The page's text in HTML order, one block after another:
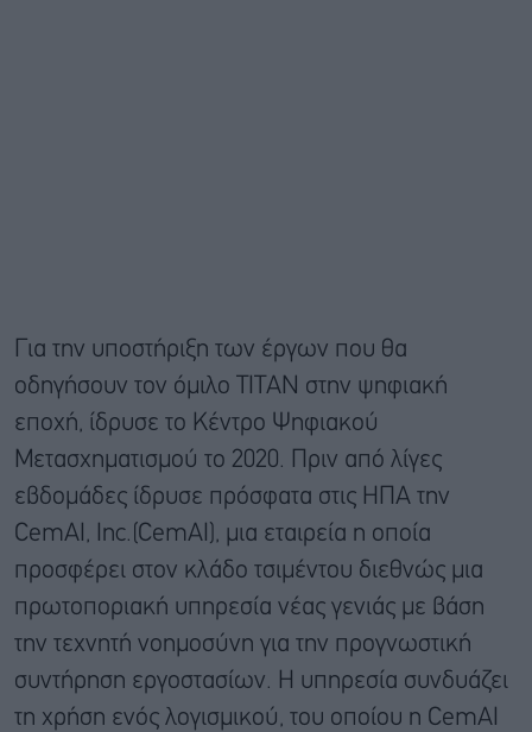
Για την υποστήριξη των έργων που θα
οδηγήσουν τον όμιλο ΤΙΤΑΝ στην ψηφιακή
εποχή, ίδρυσε το Κέντρο Ψηφιακού
Μετασχηματισμού το 2020. Πριν από λίγες
εβδομάδες ίδρυσε πρόσφατα στις ΗΠΑ την
CemAI, Inc.(CemAI), μια εταιρεία η οποία
προσφέρει στον κλάδο τσιμέντου διεθνώς μια
πρωτοποριακή υπηρεσία νέας γενιάς με βάση
την τεχνητή νοημοσύνη για την προγνωστική
συντήρηση εργοστασίων. Η υπηρεσία συνδυάζει
τη χρήση ενός λογισμικού, του οποίου η CemAI